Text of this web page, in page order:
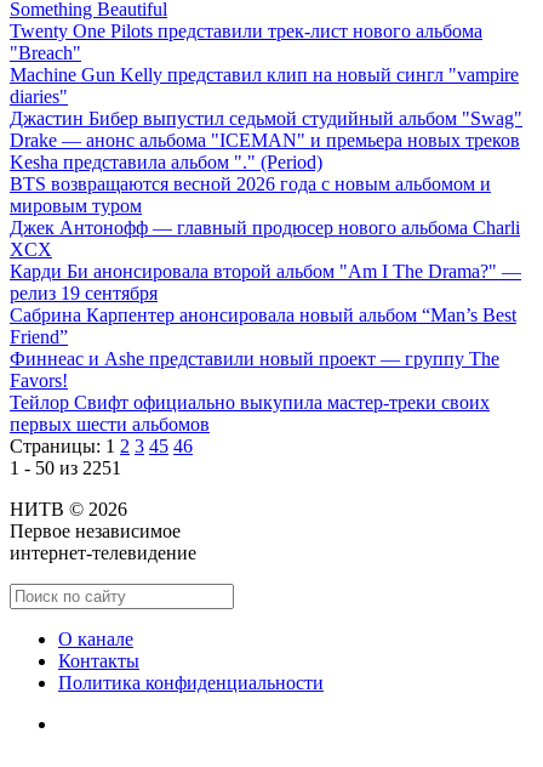
Something Beautiful
Twenty One Pilots представили трек-лист нового альбома
"Breach"
Machine Gun Kelly представил клип на новый сингл "vampire
diaries"
Джастин Бибер выпустил седьмой студийный альбом "Swag"
Drake — анонс альбома "ICEMAN" и премьера новых треков
Kesha представила альбом "." (Period)
BTS возвращаются весной 2026 года с новым альбомом и
мировым туром
Джек Антонофф — главный продюсер нового альбома Charli
XCX
Карди Би анонсировала второй альбом "Am I The Drama?" —
релиз 19 сентября
Сабрина Карпентер анонсировала новый альбом “Man’s Best
Friend”
Финнеас и Ashe представили новый проект — группу The
Favors!
Тейлор Свифт официально выкупила мастер-треки своих
первых шести альбомов
Страницы: 1 2 3 45 46
1 - 50 из 2251
НИТВ © 2026
Первое независимое
интернет-телевидение
О канале
Контакты
Политика конфиденциальности